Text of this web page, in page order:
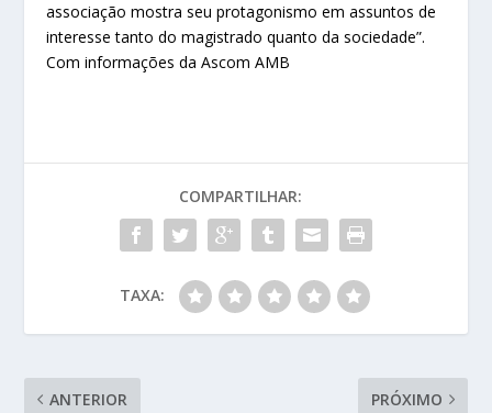
associação mostra seu protagonismo em assuntos de
interesse tanto do magistrado quanto da sociedade”.
Com informações da Ascom AMB
COMPARTILHAR:
TAXA:
ANTERIOR PRÓXIMO